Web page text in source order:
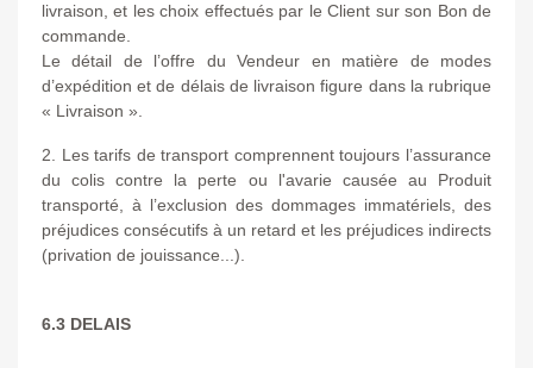
livraison, et les choix effectués par le Client sur son Bon de
commande.
Le détail de l’offre du Vendeur en matière de modes
d’expédition et de délais de livraison figure dans la rubrique
« Livraison ».
2. Les tarifs de transport comprennent toujours l’assurance
du colis contre la perte ou l'avarie causée au Produit
transporté, à l’exclusion des dommages immatériels, des
préjudices consécutifs à un retard et les préjudices indirects
(privation de jouissance...).
6.3 DELAIS